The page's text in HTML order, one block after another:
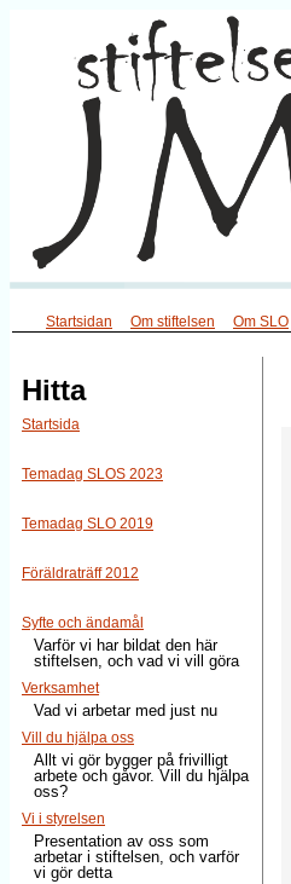
Startsidan Om stiftelsen Om SLO
Hitta
Startsida
Temadag SLOS 2023
Temadag SLO 2019
Föräldraträff 2012
Syfte och ändamål
Varför vi har bildat den här
stiftelsen, och vad vi vill göra
Verksamhet
Vad vi arbetar med just nu
Vill du hjälpa oss
Allt vi gör bygger på frivilligt
arbete och gåvor. Vill du hjälpa
oss?
Vi i styrelsen
Presentation av oss som
arbetar i stiftelsen, och varför
vi gör detta